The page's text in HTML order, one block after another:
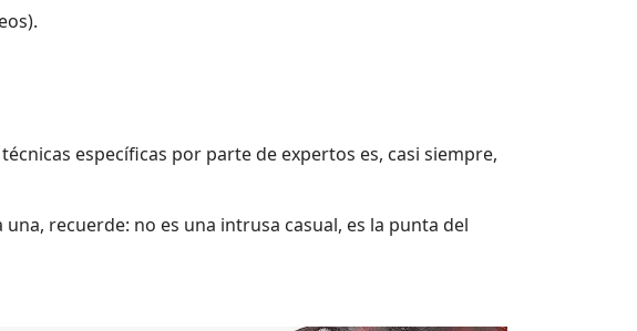
específicas por parte de expertos es, casi siempre,
recuerde: no es una intrusa casual, es la punta del